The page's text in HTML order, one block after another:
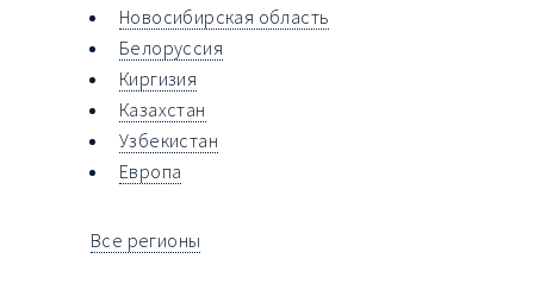
Новосибирская область
Белоруссия
Киргизия
Казахстан
Узбекистан
Европа
Все регионы